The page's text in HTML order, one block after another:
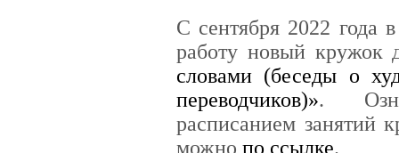
C сентября 2022 года
работу новый
словами (беседы о
переводчиков)».
расписанием занятий
можно по ссылке.